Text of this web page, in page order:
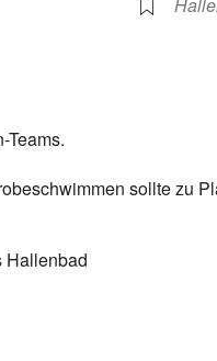
Teams.
sollte zu
Hallenbad